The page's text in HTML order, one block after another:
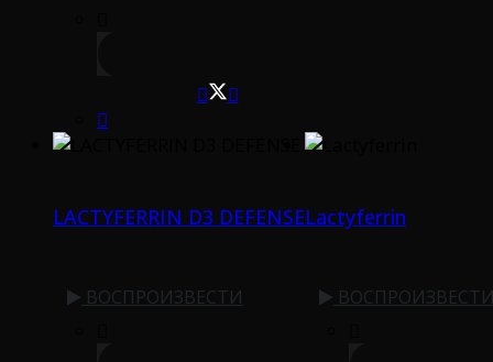
LACTYFERRIN D3 DEFENSE
ВОСПРОИЗВЕСТИ
Lactyferrin